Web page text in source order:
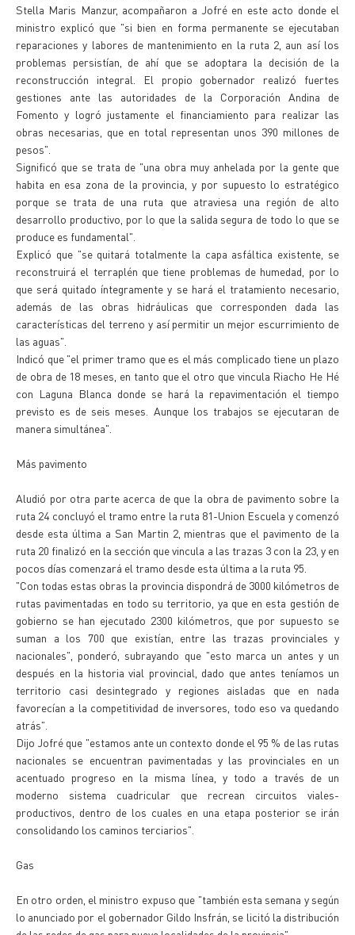
Stella Maris Manzur, acompañaron a Jofré en este acto donde el
ministro explicó que "si bien en forma permanente se ejecutaban
reparaciones y labores de mantenimiento en la ruta 2, aun así los
problemas persistían, de ahí que se adoptara la decisión de la
reconstrucción integral. El propio gobernador realizó fuertes
gestiones ante las autoridades de la Corporación Andina de
Fomento y logró justamente el financiamiento para realizar las
obras necesarias, que en total representan unos 390 millones de
pesos".
Significó que se trata de "una obra muy anhelada por la gente que
habita en esa zona de la provincia, y por supuesto lo estratégico
porque se trata de una ruta que atraviesa una región de alto
desarrollo productivo, por lo que la salida segura de todo lo que se
produce es fundamental".
Explicó que "se quitará totalmente la capa asfáltica existente, se
reconstruirá el terraplén que tiene problemas de humedad, por lo
que será quitado íntegramente y se hará el tratamiento necesario,
además de las obras hidráulicas que corresponden dada las
características del terreno y así permitir un mejor escurrimiento de
las aguas".
Indicó que "el primer tramo que es el más complicado tiene un plazo
de obra de 18 meses, en tanto que el otro que vincula Riacho He Hé
con Laguna Blanca donde se hará la repavimentación el tiempo
previsto es de seis meses. Aunque los trabajos se ejecutaran de
manera simultánea".
Más pavimento
Aludió por otra parte acerca de que la obra de pavimento sobre la
ruta 24 concluyó el tramo entre la ruta 81-Union Escuela y comenzó
desde esta última a San Martin 2, mientras que el pavimento de la
ruta 20 finalizó en la sección que vincula a las trazas 3 con la 23, y en
pocos días comenzará el tramo desde esta última a la ruta 95.
"Con todas estas obras la provincia dispondrá de 3000 kilómetros de
rutas pavimentadas en todo su territorio, ya que en esta gestión de
gobierno se han ejecutado 2300 kilómetros, que por supuesto se
suman a los 700 que existían, entre las trazas provinciales y
nacionales", ponderó, subrayando que "esto marca un antes y un
después en la historia vial provincial, dado que antes teníamos un
territorio casi desintegrado y regiones aisladas que en nada
favorecían a la competitividad de inversores, todo eso va quedando
atrás".
Dijo Jofré que "estamos ante un contexto donde el 95 % de las rutas
nacionales se encuentran pavimentadas y las provinciales en un
acentuado progreso en la misma línea, y todo a través de un
moderno sistema cuadricular que recrean circuitos viales-
productivos, dentro de los cuales en una etapa posterior se irán
consolidando los caminos terciarios".
Gas
En otro orden, el ministro expuso que "también esta semana y según
lo anunciado por el gobernador Gildo Insfrán, se licitó la distribución